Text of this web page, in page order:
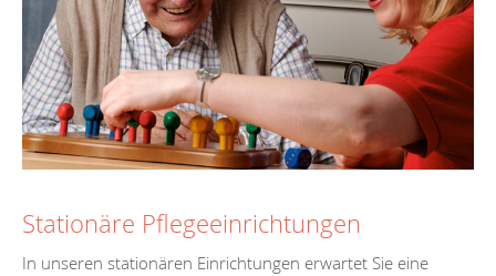
Stationäre Pflegeeinrichtungen
In unseren stationären Einrichtungen erwartet Sie eine